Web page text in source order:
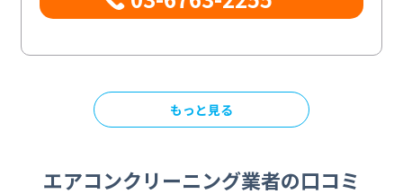
もっと見る
エアコンクリーニング業者の口コミ